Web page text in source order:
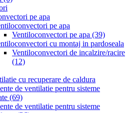
pe apa
pe apa
Ventiloconvectori pe apa (39)
cu montaj in pardoseala
Ventiloconvectori de incalzire/racire
(12)
cu recuperare de caldura
de ventilatie pentru sisteme
(69)
de ventilatie pentru sisteme